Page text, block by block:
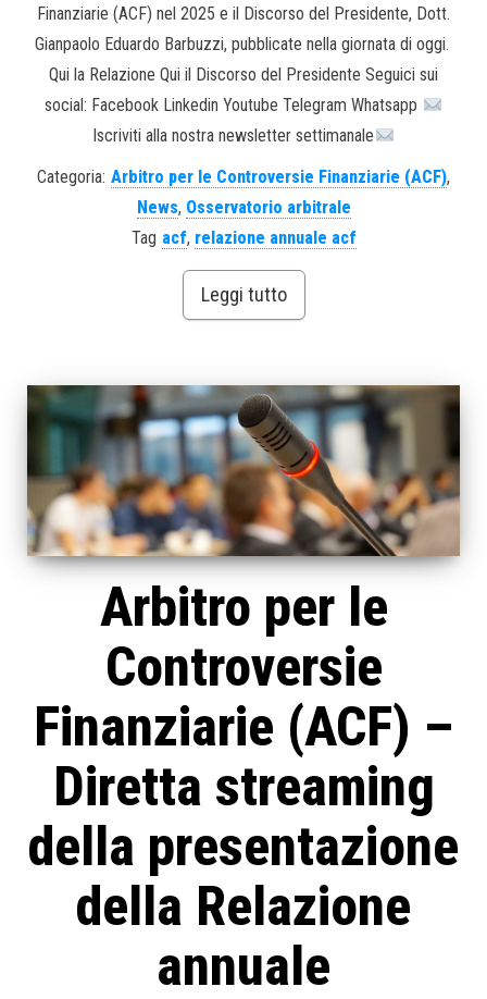
Finanziarie (ACF) nel 2025 e il Discorso del Presidente, Dott.
Gianpaolo Eduardo Barbuzzi, pubblicate nella giornata di oggi.
Qui la Relazione Qui il Discorso del Presidente Seguici sui
social: Facebook Linkedin Youtube Telegram Whatsapp
Iscriviti alla nostra newsletter settimanale
Categoria: Arbitro per le Controversie Finanziarie (ACF),
News, Osservatorio arbitrale
Tag acf, relazione annuale acf
Leggi tutto
Arbitro per le
Controversie
Finanziarie (ACF) –
Diretta streaming
della presentazione
della Relazione
annuale